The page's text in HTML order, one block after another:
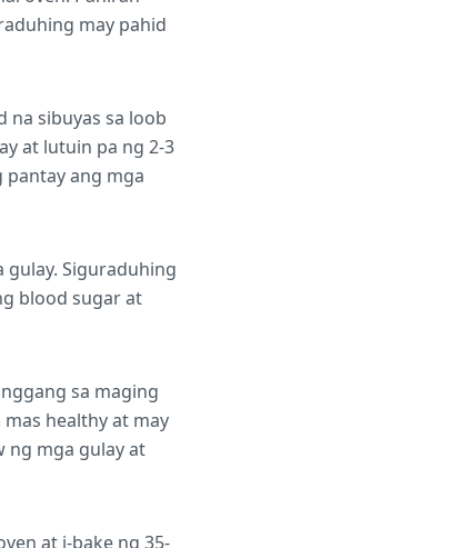
may pahid
na sibuyas sa loob
at lutuin pa ng 2-3
pantay ang mga
Siguraduhing
blood sugar at
sa maging
healthy at may
ng mga gulay at
at i-bake ng 35-